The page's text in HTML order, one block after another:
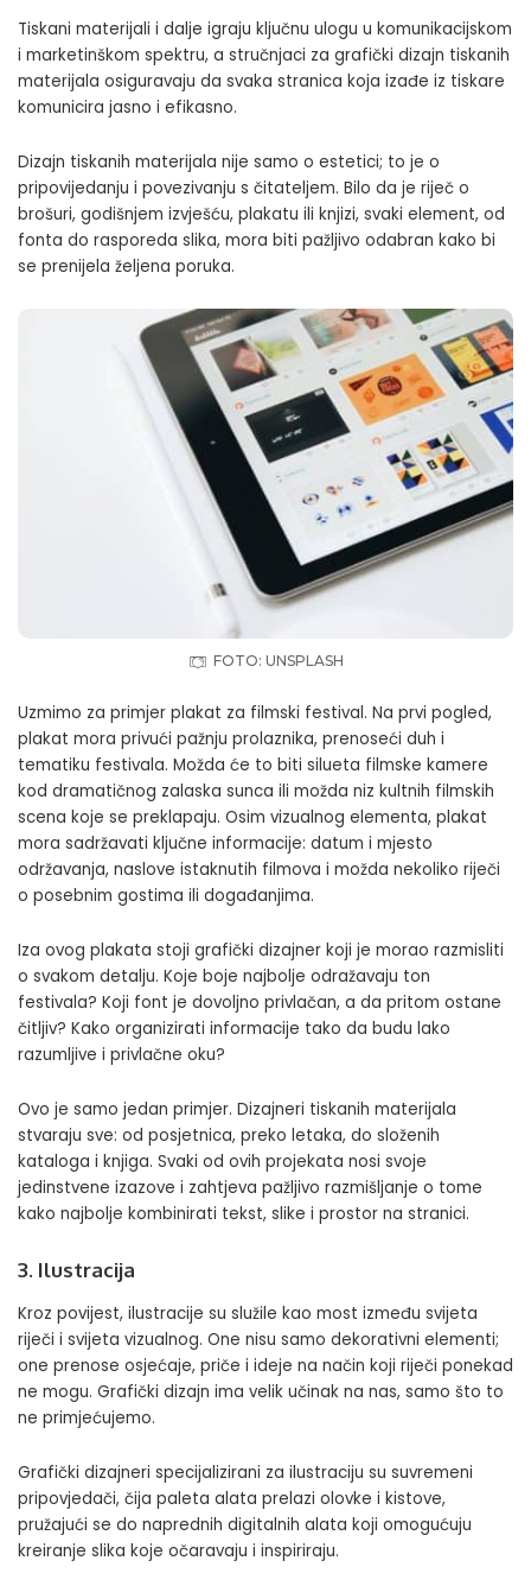
Tiskani materijali i dalje igraju ključnu ulogu u komunikacijskom
i marketinškom spektru, a stručnjaci za grafički dizajn tiskanih
materijala osiguravaju da svaka stranica koja izađe iz tiskare
komunicira jasno i efikasno.
Dizajn tiskanih materijala nije samo o estetici; to je o
pripovijedanju i povezivanju s čitateljem. Bilo da je riječ o
brošuri, godišnjem izvješću, plakatu ili knjizi, svaki element, od
fonta do rasporeda slika, mora biti pažljivo odabran kako bi
se prenijela željena poruka.
FOTO: UNSPLASH
Uzmimo za primjer plakat za filmski festival. Na prvi pogled,
plakat mora privući pažnju prolaznika, prenoseći duh i
tematiku festivala. Možda će to biti silueta filmske kamere
kod dramatičnog zalaska sunca ili možda niz kultnih filmskih
scena koje se preklapaju. Osim vizualnog elementa, plakat
mora sadržavati ključne informacije: datum i mjesto
održavanja, naslove istaknutih filmova i možda nekoliko riječi
o posebnim gostima ili događanjima.
Iza ovog plakata stoji grafički dizajner koji je morao razmisliti
o svakom detalju. Koje boje najbolje odražavaju ton
festivala? Koji font je dovoljno privlačan, a da pritom ostane
čitljiv? Kako organizirati informacije tako da budu lako
razumljive i privlačne oku?
Ovo je samo jedan primjer. Dizajneri tiskanih materijala
stvaraju sve: od posjetnica, preko letaka, do složenih
kataloga i knjiga. Svaki od ovih projekata nosi svoje
jedinstvene izazove i zahtjeva pažljivo razmišljanje o tome
kako najbolje kombinirati tekst, slike i prostor na stranici.
3. Ilustracija
Kroz povijest, ilustracije su služile kao most između svijeta
riječi i svijeta vizualnog. One nisu samo dekorativni elementi;
one prenose osjećaje, priče i ideje na način koji riječi ponekad
ne mogu. Grafički dizajn ima velik učinak na nas, samo što to
ne primjećujemo.
Grafički dizajneri specijalizirani za ilustraciju su suvremeni
pripovjedači, čija paleta alata prelazi olovke i kistove,
pružajući se do naprednih digitalnih alata koji omogućuju
kreiranje slika koje očaravaju i inspiriraju.